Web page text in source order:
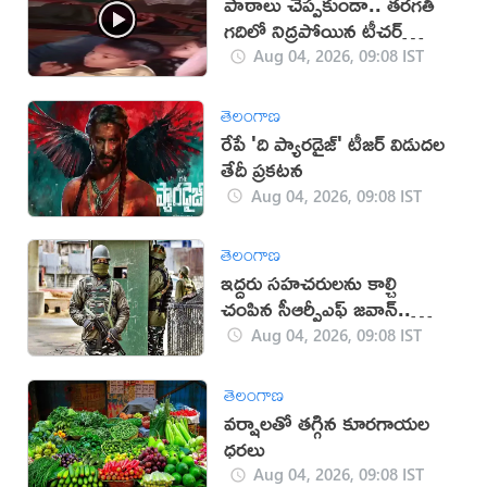
గదిలో నిద్రపోయిన టీచర్
(వీడియో)
Aug 04, 2026, 09:08 IST
తెలంగాణ
రేపే 'ది ప్యారడైజ్' టీజర్ విడుదల
తేదీ ప్రకటన
Aug 04, 2026, 09:08 IST
తెలంగాణ
ఇద్దరు సహచరులను కాల్చి
చంపిన సీఆర్పీఎఫ్ జవాన్..
తర్వాత ఆత్మహత్య
Aug 04, 2026, 09:08 IST
తెలంగాణ
వర్షాలతో తగ్గిన కూరగాయల
ధరలు
Aug 04, 2026, 09:08 IST